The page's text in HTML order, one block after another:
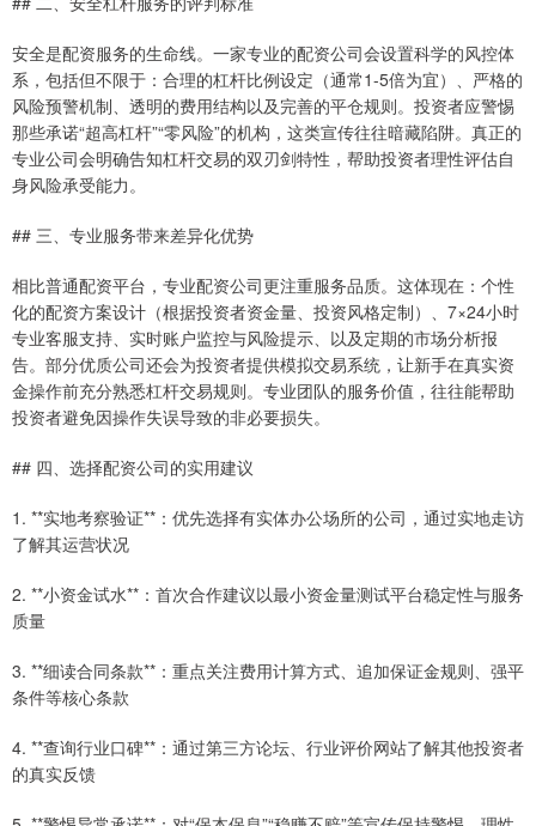
安全是配资服务的生命线。一家专业的配资公司会设置科学的风控体
系，包括但不限于：合理的杠杆比例设定（通常1-5倍为宜）、严格的
风险预警机制、透明的费用结构以及完善的平仓规则。投资者应警惕
那些承诺“超高杠杆”“零风险”的机构，这类宣传往往暗藏陷阱。真正的
专业公司会明确告知杠杆交易的双刃剑特性，帮助投资者理性评估自
身风险承受能力。
## 三、专业服务带来差异化优势
相比普通配资平台，专业配资公司更注重服务品质。这体现在：个性
化的配资方案设计（根据投资者资金量、投资风格定制）、7×24小时
专业客服支持、实时账户监控与风险提示、以及定期的市场分析报
告。部分优质公司还会为投资者提供模拟交易系统，让新手在真实资
金操作前充分熟悉杠杆交易规则。专业团队的服务价值，往往能帮助
投资者避免因操作失误导致的非必要损失。
## 四、选择配资公司的实用建议
1. **实地考察验证**：优先选择有实体办公场所的公司，通过实地走访
了解其运营状况
2. **小资金试水**：首次合作建议以最小资金量测试平台稳定性与服务
质量
3. **细读合同条款**：重点关注费用计算方式、追加保证金规则、强平
条件等核心条款
4. **查询行业口碑**：通过第三方论坛、行业评价网站了解其他投资者
的真实反馈